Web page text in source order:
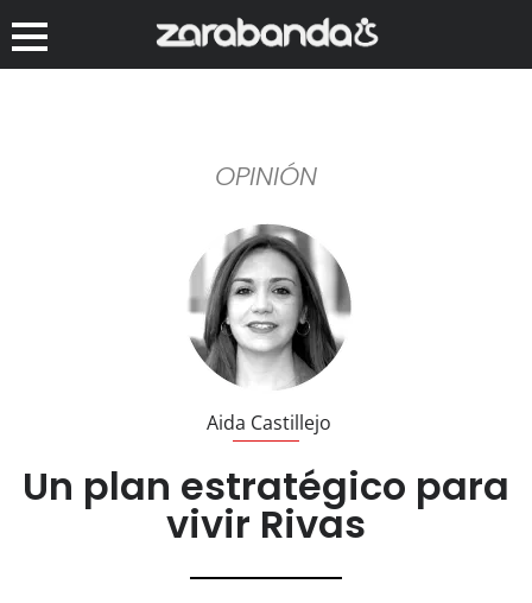
OPINIÓN
Aida Castillejo
Un plan estratégico para
vivir Rivas